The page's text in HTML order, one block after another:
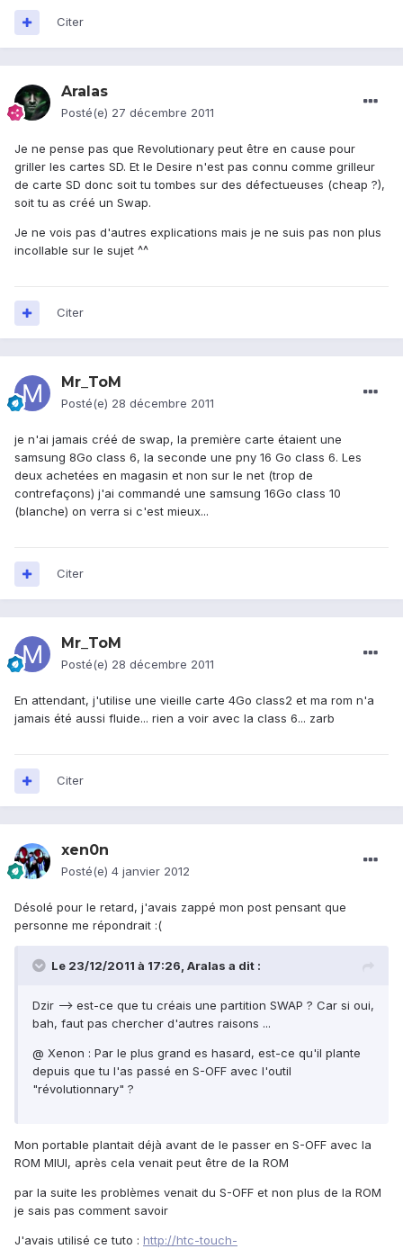
Citer
Aralas
Posté(e) 27 décembre 2011
Je ne pense pas que Revolutionary peut être en cause pour
griller les cartes SD. Et le Desire n'est pas connu comme grilleur
de carte SD donc soit tu tombes sur des défectueuses (cheap ?),
soit tu as créé un Swap.
Je ne vois pas d'autres explications mais je ne suis pas non plus
incollable sur le sujet ^^
Citer
Mr_ToM
Posté(e) 28 décembre 2011
je n'ai jamais créé de swap, la première carte étaient une
samsung 8Go class 6, la seconde une pny 16 Go class 6. Les
deux achetées en magasin et non sur le net (trop de
contrefaçons) j'ai commandé une samsung 16Go class 10
(blanche) on verra si c'est mieux...
Citer
Mr_ToM
Posté(e) 28 décembre 2011
En attendant, j'utilise une vieille carte 4Go class2 et ma rom n'a
jamais été aussi fluide... rien a voir avec la class 6... zarb
Citer
xen0n
Posté(e) 4 janvier 2012
Désolé pour le retard, j'avais zappé mon post pensant que
personne me répondrait :(
Le 23/12/2011 à 17:26, Aralas a dit :
Dzir --> est-ce que tu créais une partition SWAP ? Car si oui,
bah, faut pas chercher d'autres raisons ...
@ Xenon : Par le plus grand es hasard, est-ce qu'il plante
depuis que tu l'as passé en S-OFF avec l'outil
"révolutionnary" ?
Mon portable plantait déjà avant de le passer en S-OFF avec la
ROM MIUI, après cela venait peut être de la ROM
par la suite les problèmes venait du S-OFF et non plus de la ROM
je sais pas comment savoir
J'avais utilisé ce tuto : http://htc-touch-